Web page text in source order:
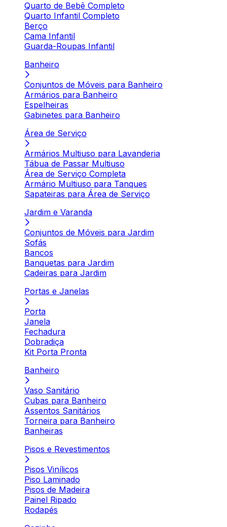
Quarto de Bebê Completo
Quarto Infantil Completo
Berço
Cama Infantil
Guarda-Roupas Infantil
Banheiro
Conjuntos de Móveis para Banheiro
Armários para Banheiro
Espelheiras
Gabinetes para Banheiro
Área de Serviço
Armários Multiuso para Lavanderia
Tábua de Passar Multiuso
Área de Serviço Completa
Armário Multiuso para Tanques
Sapateiras para Área de Serviço
Jardim e Varanda
Conjuntos de Móveis para Jardim
Sofás
Bancos
Banquetas para Jardim
Cadeiras para Jardim
Portas e Janelas
Porta
Janela
Fechadura
Dobradiça
Kit Porta Pronta
Banheiro
Vaso Sanitário
Cubas para Banheiro
Assentos Sanitários
Torneira para Banheiro
Banheiras
Pisos e Revestimentos
Pisos Vinílicos
Piso Laminado
Pisos de Madeira
Painel Ripado
Rodapés